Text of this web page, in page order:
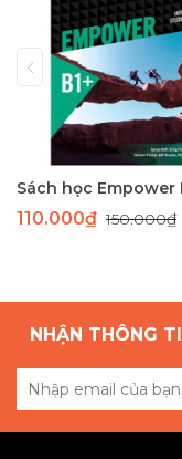
110.000₫150.000₫
NHẬN THÔNG